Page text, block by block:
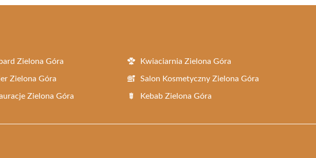
Zielona Góra Kwiaciarnia Zielona Góra
Zielona Góra Salon Kosmetyczny Zielona Góra
Zielona Góra Kebab Zielona Góra